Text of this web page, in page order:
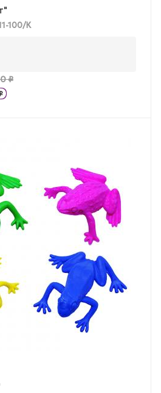
100/К
₽